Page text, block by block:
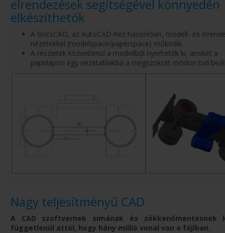
elrendezések segítségével könnyedén
elkészíthetők
A BricsCAD, az AutoCAD-hez hasonlóan, modell- és
nézetekkel (modelspace/paperspace) működik.
A részletek közvetlenül a modellből nyerhetők ki, amiket a
papírlapon egy nézetablakba a megszokott módon tud
Nagy teljesítményű CAD
A CAD szoftvernek simának és zökkenőmentesnek
függetlenül attól, hogy hány millió vonal van a fájlban.